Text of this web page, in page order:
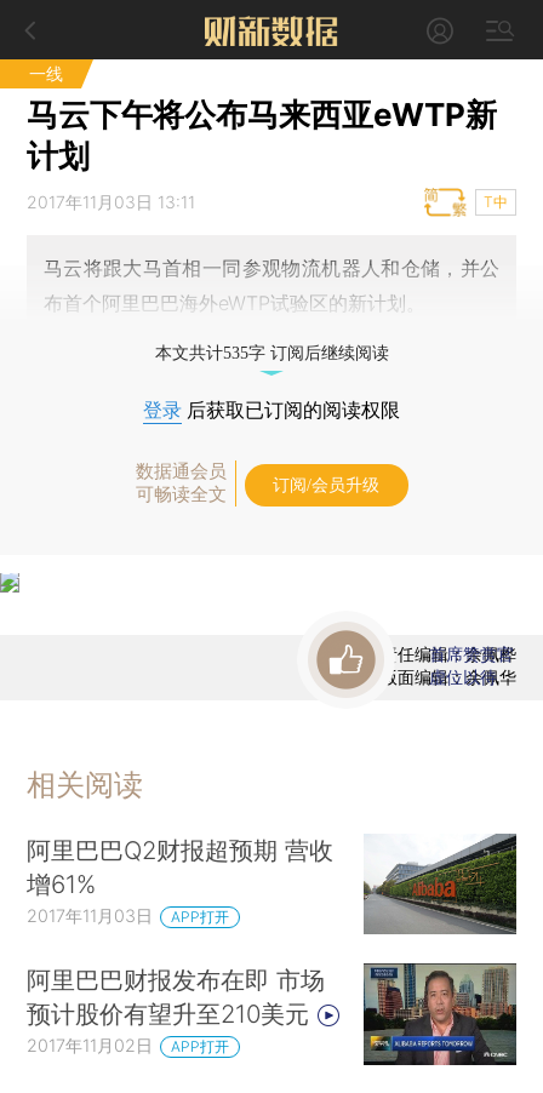
一线
马云下午将公布马来西亚eWTP新
计划
2017年11月03日 13:11 T中
马云将跟大马首相一同参观物流机器人和仓储，并公
布首个阿里巴巴海外eWTP试验区的新计划。
本文共计535字 订阅后继续阅读
登录 后获取已订阅的阅读权限
数据通会员
可畅读全文
订阅/会员升级
责任编辑：余佩桦
版面编辑：余佩华
首席赞赏官
虚位以待
相关阅读
阿里巴巴Q2财报超预期 营收
增61%
2017年11月03日 APP打开
阿里巴巴财报发布在即 市场
预计股价有望升至210美元
2017年11月02日 APP打开